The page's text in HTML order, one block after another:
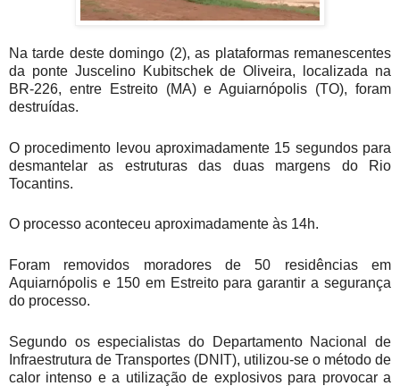
Na tarde deste domingo (2), as plataformas remanescentes
da ponte Juscelino Kubitschek de Oliveira, localizada na
BR-226, entre Estreito (MA) e Aguiarnópolis (TO), foram
destruídas.
O procedimento levou aproximadamente 15 segundos para
desmantelar as estruturas das duas margens do Rio
Tocantins.
O processo aconteceu aproximadamente às 14h.
Foram removidos moradores de 50 residências em
Aquiarnópolis e 150 em Estreito para garantir a segurança
do processo.
Segundo os especialistas do Departamento Nacional de
Infraestrutura de Transportes (DNIT), utilizou-se o método de
calor intenso e a utilização de explosivos para provocar a